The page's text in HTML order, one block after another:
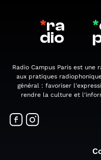
*ra
dio
*
Radio Campus Paris est une
aux pratiques
général : favoriser
rendre la culture et